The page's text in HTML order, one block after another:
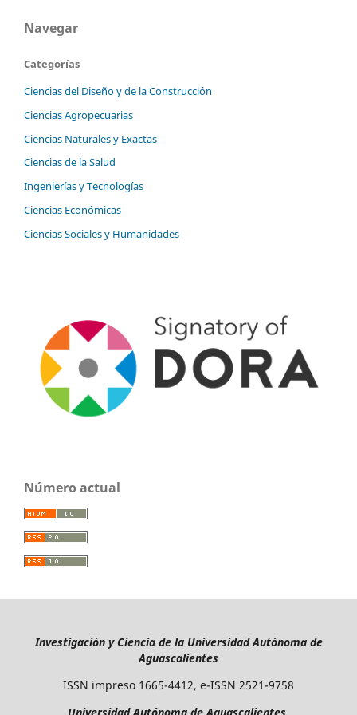
Navegar
Categorías
Ciencias del Diseño y de la Construcción
Ciencias Agropecuarias
Ciencias Naturales y Exactas
Ciencias de la Salud
Ingenierías y Tecnologías
Ciencias Económicas
Ciencias Sociales y Humanidades
Número actual
Investigación y Ciencia de la Universidad Autónoma de
Aguascalientes
ISSN impreso 1665-4412, e-ISSN 2521-9758